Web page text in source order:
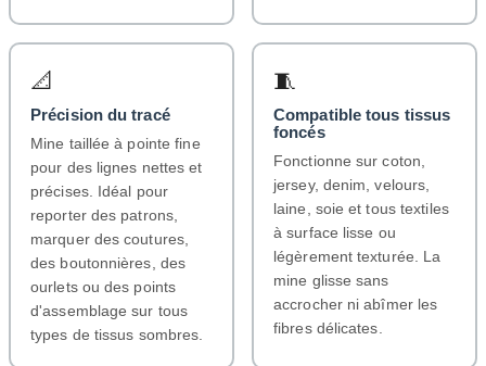
📐
Précision du tracé
Mine taillée à pointe fine
pour des lignes nettes et
précises. Idéal pour
reporter des patrons,
marquer des coutures,
des boutonnières, des
ourlets ou des points
d'assemblage sur tous
types de tissus sombres.
🧵
Compatible tous tissus
foncés
Fonctionne sur coton,
jersey, denim, velours,
laine, soie et tous textiles
à surface lisse ou
légèrement texturée. La
mine glisse sans
accrocher ni abîmer les
fibres délicates.